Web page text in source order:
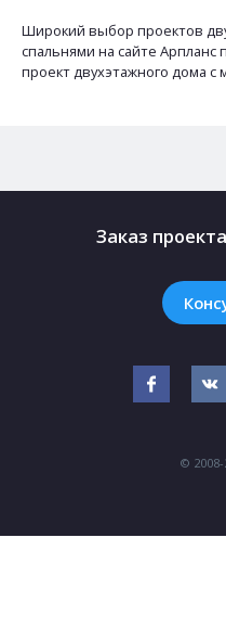
Широкий выбор проектов
спальнями на сайте
проект двухэтажного дома с
Заказ
© 2008-